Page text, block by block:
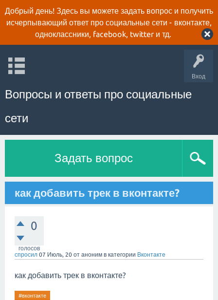
Добрый день! Здесь вы можете задать вопрос и получить
исчерпывающий ответ про социальные сети - вконтакте,
одноклассники, facebook, twitter и тд.
Вход
Вопросы и ответы про социальные
сети
Задать вопрос
как добавить трек в вконтакте?
0
голосов
спросил 07 Июль, 20 от аноним в категории Вконтакте
как добавить трек в вконтакте?
#вконтакте